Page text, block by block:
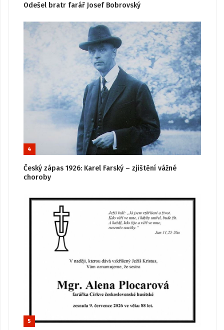
Odešel bratr farář Josef Bobrovský
4
Český zápas 1926: Karel Farský – zjištění vážné
choroby
5